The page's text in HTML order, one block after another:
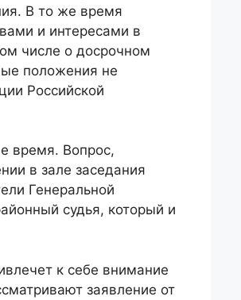
В то же время
и интересами в
числе о досрочном
положения не
Российской
время. Вопрос,
в зале заседания
Генеральной
судья, который и
к себе внимание
заявление от